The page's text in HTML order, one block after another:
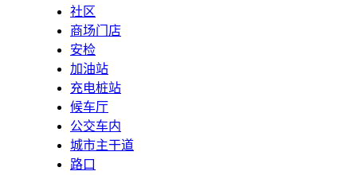
社区
商场门店
安检
加油站
充电桩站
候车厅
公交车内
城市主干道
路口